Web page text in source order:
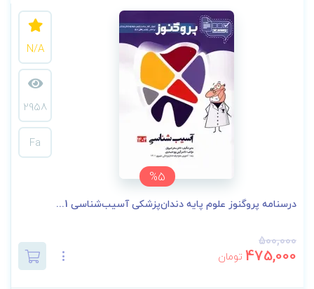
%5
N/A
2958
Fa
درسنامه پروگنوز علوم پایه دندان‌پزشکی آسیب‌شناسی 1...
500,000
475,000 تومان